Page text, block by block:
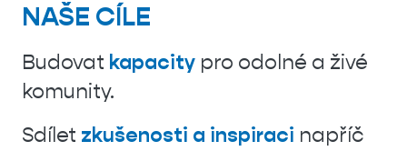
NAŠE CÍLE
Budovat kapacity pro odolné a živé
komunity.
Sdílet zkušenosti a inspiraci napříč